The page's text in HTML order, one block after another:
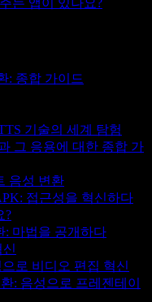
는 앱이 있나요?
: 종합 가이드
기술의 세계 탐험
그 응용에 대한 종합 가
음성 변환
접근성을 혁신하다
?
: 마법을 공개하다
로 비디오 편집 혁신
: 음성으로 프레젠테이